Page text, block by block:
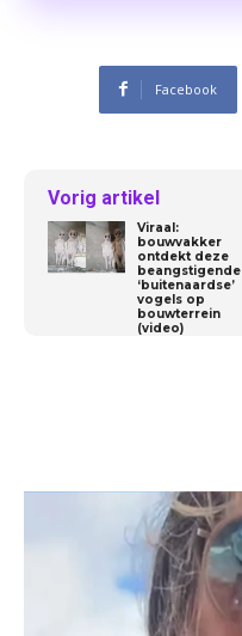
Facebook
Vorig artikel
Viraal:
bouwvakker
ontdekt deze
beangstigende
‘buitenaardse’
vogels op
bouwterrein
(video)